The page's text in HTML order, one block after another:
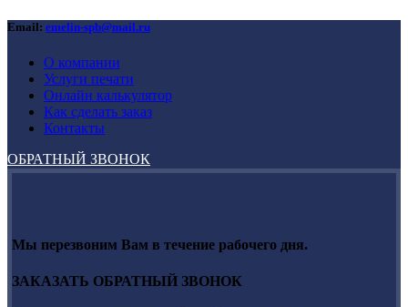
Email: emelin-spb@mail.ru
О компании
Услуги печати
Онлайн калькулятор
Как сделать заказ
Контакты
ОБРАТНЫЙ ЗВОНОК
Мы перезвоним Вам в течение рабочего дня.
ЗАКАЗАТЬ ОБРАТНЫЙ ЗВОНОК